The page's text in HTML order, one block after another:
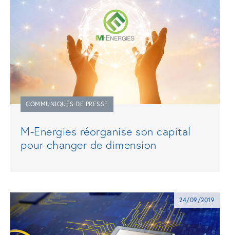
COMMUNIQUÉS DE PRESSE
M-Energies réorganise son capital
pour changer de dimension
24/09/2019